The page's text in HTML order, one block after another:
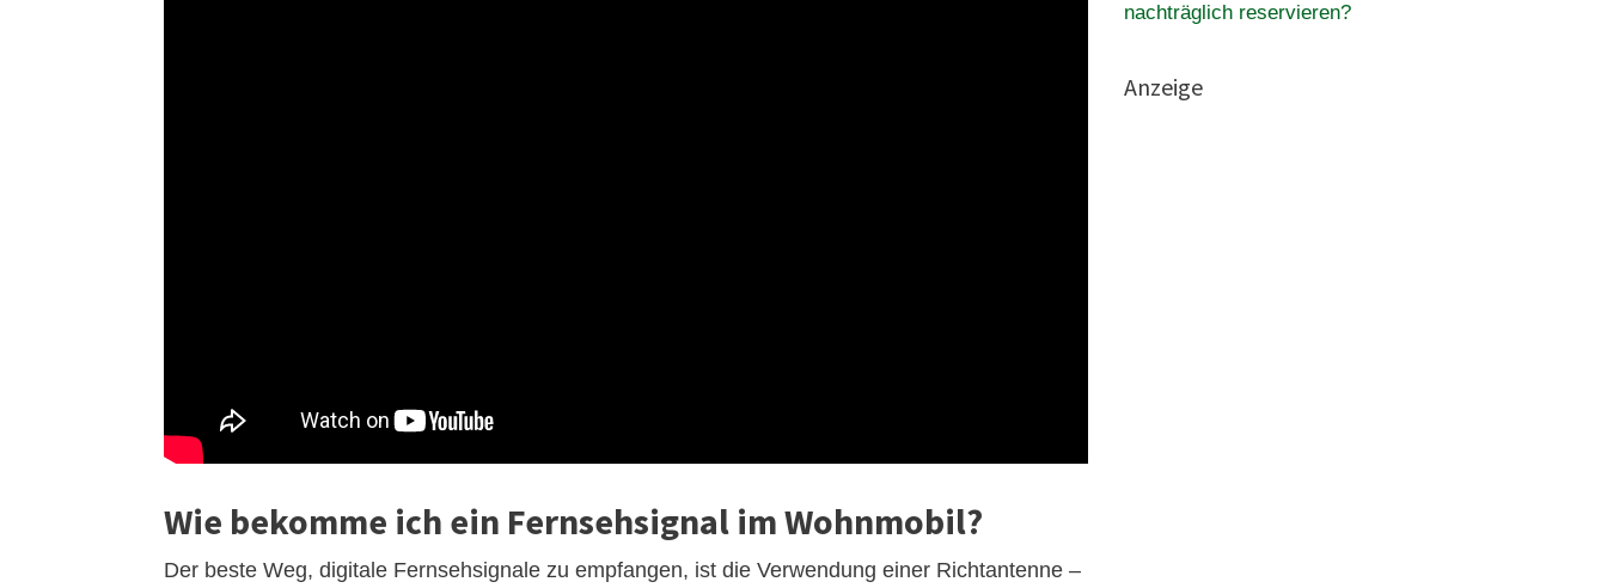
Wie bekomme ich ein Fernsehsignal im Wohnmobil?
Der beste Weg, digitale Fernsehsignale zu empfangen, ist die Verwendung einer Richtantenne –
nachträglich reservieren?
Anzeige